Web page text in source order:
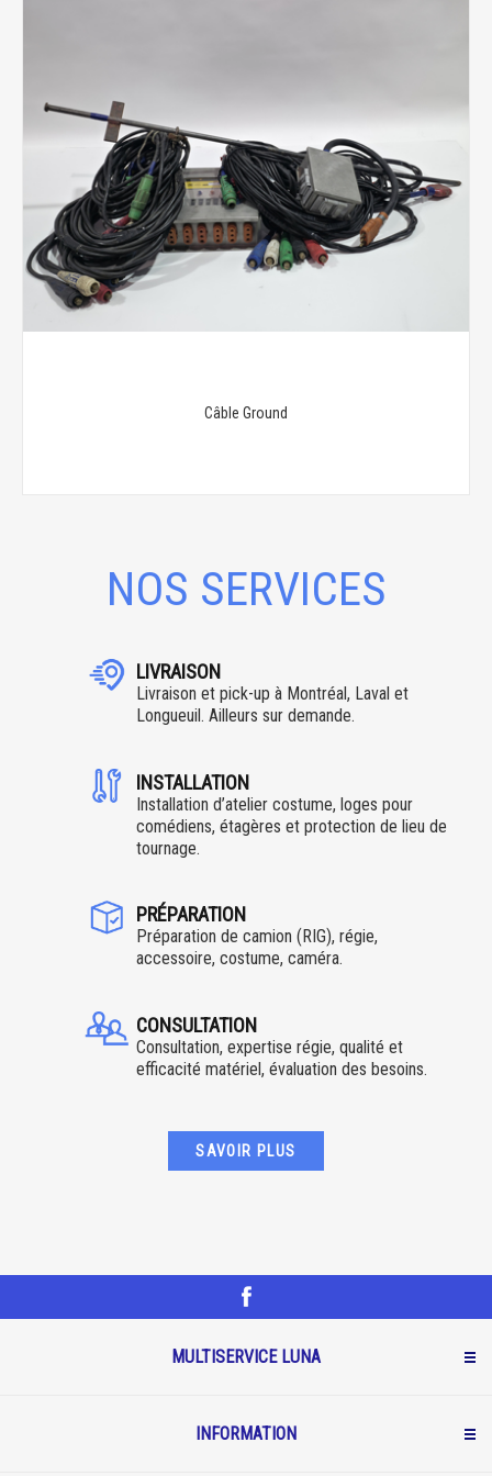
Câble Ground
NOS SERVICES
LIVRAISON
Livraison et pick-up à Montréal, Laval et
Longueuil. Ailleurs sur demande.
INSTALLATION
Installation d’atelier costume, loges pour
comédiens, étagères et protection de lieu de
tournage.
PRÉPARATION
Préparation de camion (RIG), régie,
accessoire, costume, caméra.
CONSULTATION
Consultation, expertise régie, qualité et
efficacité matériel, évaluation des besoins.
SAVOIR PLUS
MULTISERVICE LUNA
INFORMATION